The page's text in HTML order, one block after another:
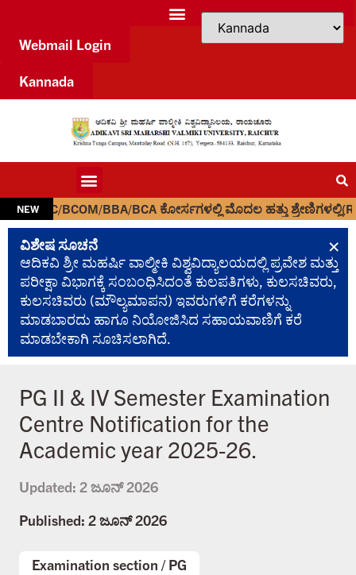
Webmail Login
Kannada
NEW
BCOM/BBA/BCA ಕೋರ್ಸಗಳಲ್ಲಿ ಮೊದಲ ಹತ್ತು ಶ್ರೇಣಿಗಳಲ್ಲಿ(RANK)
ವಿಶೇಷ ಸೂಚನೆ
ಆದಿಕವಿ ಶ್ರೀ ಮಹರ್ಷಿ ವಾಲ್ಮೀಕಿ ವಿಶ್ವವಿದ್ಯಾಲಯದಲ್ಲಿ ಪ್ರವೇಶ ಮತ್ತು
ಪರೀಕ್ಷಾ ವಿಭಾಗಕ್ಕೆ ಸಂಬಂಧಿಸಿದಂತೆ ಕುಲಪತಿಗಳು, ಕುಲಸಚಿವರು,
ಕುಲಸಚಿವರು (ಮೌಲ್ಯಮಾಪನ) ಇವರುಗಳಿಗೆ ಕರೆಗಳನ್ನು
ಮಾಡಬಾರದು ಹಾಗೂ ನಿಯೋಜಿಸಿದ ಸಹಾಯವಾಣಿಗೆ ಕರೆ
ಮಾಡಬೇಕಾಗಿ ಸೂಚಿಸಲಾಗಿದೆ.
×
PG II & IV Semester Examination
Centre Notification for the
Academic year 2025-26.
Updated: 2 ಜೂನ್ 2026
Published: 2 ಜೂನ್ 2026
Examination section /PG